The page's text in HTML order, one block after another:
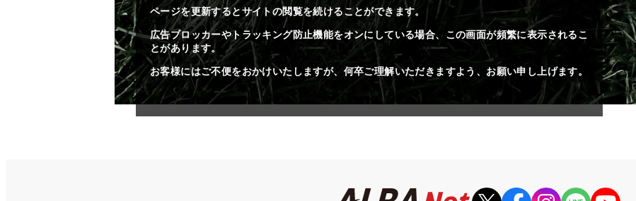
ページを更新するとサイトの閲覧を続けることができます。
広告ブロッカーやトラッキング防止機能をオンにしている場合、この画面が頻繁に表示されるこ
とがあります。
お客様にはご不便をおかけいたしますが、何卒ご理解いただきますよう、お願い申し上げます。